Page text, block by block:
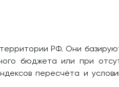
РФ. Они
бюджета или при
пересчёта и